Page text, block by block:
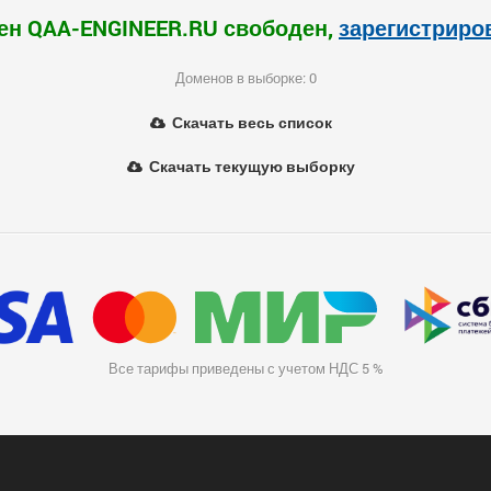
QAA-ENGINEER.RU свободен,
Доменов в выборке: 0
Скачать весь список
Скачать текущую выборку
Все тарифы приведены с учетом НДС 5 %